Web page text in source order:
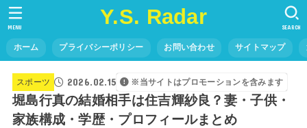
Y.S. Radar
ホーム プライバシーポリシー お問い合わせ サイトマップ
SEARCH
MENU
スポーツ 2026.02.15 ※当サイトはプロモーションを含みます
堀島行真の結婚相手は住吉輝紗良？妻・子供・
家族構成・学歴・プロフィールまとめ